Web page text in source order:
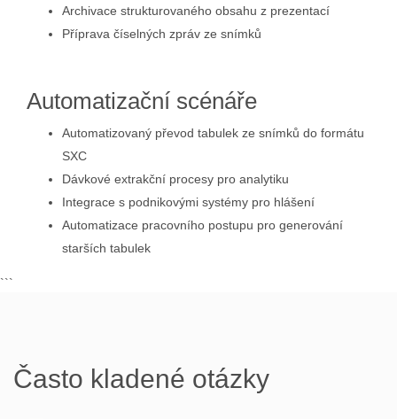
Archivace strukturovaného obsahu z prezentací
Příprava číselných zpráv ze snímků
Automatizační scénáře
Automatizovaný převod tabulek ze snímků do formátu
SXC
Dávkové extrakční procesy pro analytiku
Integrace s podnikovými systémy pro hlášení
Automatizace pracovního postupu pro generování
starších tabulek
```
Často kladené otázky